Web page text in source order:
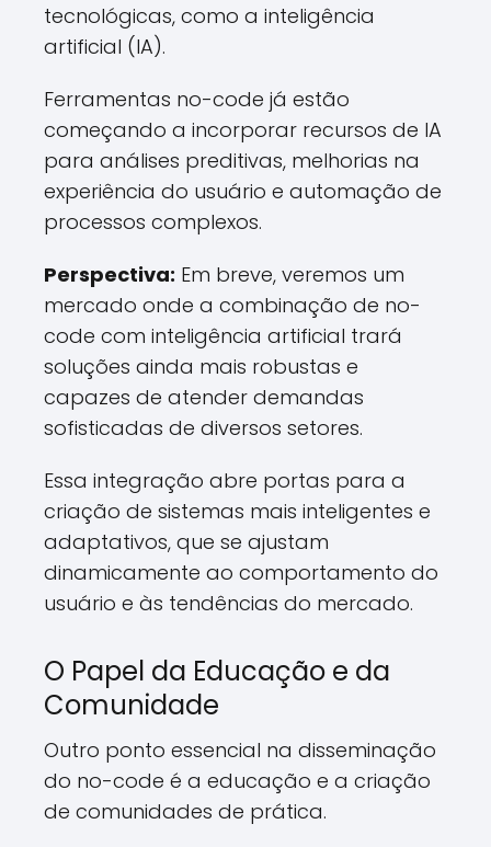
tecnológicas, como a inteligência
artificial (IA).
Ferramentas no-code já estão
começando a incorporar recursos de IA
para análises preditivas, melhorias na
experiência do usuário e automação de
processos complexos.
Perspectiva: Em breve, veremos um
mercado onde a combinação de no-
code com inteligência artificial trará
soluções ainda mais robustas e
capazes de atender demandas
sofisticadas de diversos setores.
Essa integração abre portas para a
criação de sistemas mais inteligentes e
adaptativos, que se ajustam
dinamicamente ao comportamento do
usuário e às tendências do mercado.
O Papel da Educação e da
Comunidade
Outro ponto essencial na disseminação
do no-code é a educação e a criação
de comunidades de prática.